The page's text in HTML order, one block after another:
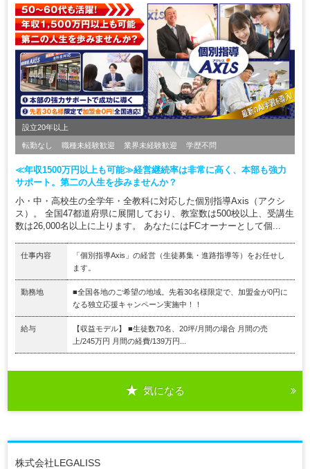
設立20年以上
転勤なし 職種未経験歓迎 業界未経験歓迎 学歴不問
≪年収1500万円以上も可能≫経営継続率は非常に高く、本部も強力
サポート。第二の人生を歩みませんか？
小・中・高校生の全学年・全教科に対応した個別指導Axis（アクシ
ス）。 全国47都道府県に展開しており、教室数は500校以上、受講生
数は26,000名以上に上ります。 あなたにはFCオーナーとして個...
仕事内容
「個別指導Axis」の経営（生徒募集・進路指導等）をお任せし
ます。
勤務地
■全国各地のご希望の地域。先着30名様限定で、加盟金が0円に
なる独立応援キャンペーン実施中！！
給与
【収益モデル】 ■生徒数70名、20坪/月間の場合 月間の売
上/245万円 月間の経費/139万円...
気になる
株式会社LEGALISS